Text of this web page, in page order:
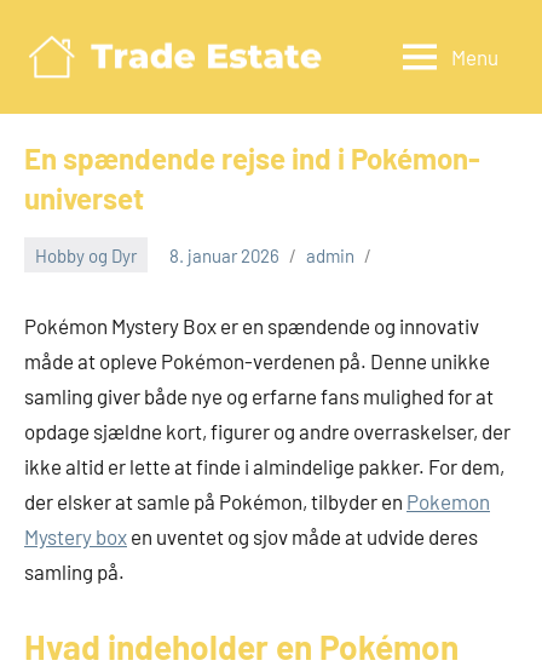
indhold
Menu
En spændende rejse ind i Pokémon-
universet
Hobby og Dyr 8. januar 2026 admin
Pokémon Mystery Box er en spændende og innovativ
måde at opleve Pokémon-verdenen på. Denne unikke
samling giver både nye og erfarne fans mulighed for at
opdage sjældne kort, figurer og andre overraskelser, der
ikke altid er lette at finde i almindelige pakker. For dem,
der elsker at samle på Pokémon, tilbyder en Pokemon
Mystery box en uventet og sjov måde at udvide deres
samling på.
Hvad indeholder en Pokémon